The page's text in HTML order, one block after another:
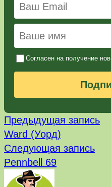
Согласен на получение
Навигация
по
записям
Предыдущая запись
Ward (Уорд)
Следующая запись
Pennbell 69